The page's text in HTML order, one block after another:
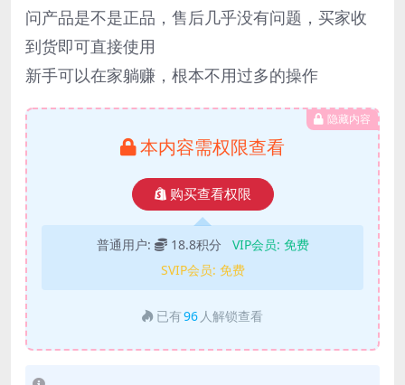
问产品是不是正品，售后几乎没有问题，买家收
到货即可直接使用
新手可以在家躺赚，根本不用过多的操作
隐藏内容
本内容需权限查看
购买查看权限
普通用户: 18.8积分 VIP会员: 免费
SVIP会员: 免费
已有96 人解锁查看